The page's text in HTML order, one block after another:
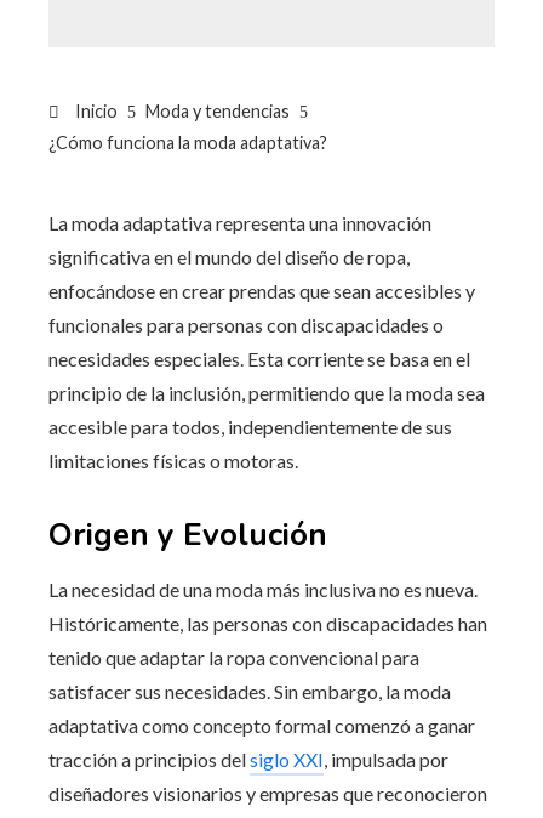
Inicio
Moda y tendencias
¿Cómo funciona la moda adaptativa?
La moda adaptativa representa una innovación
significativa en el mundo del diseño de ropa,
enfocándose en crear prendas que sean accesibles y
funcionales para personas con discapacidades o
necesidades especiales. Esta corriente se basa en el
principio de la inclusión, permitiendo que la moda sea
accesible para todos, independientemente de sus
limitaciones físicas o motoras.
Origen y Evolución
La necesidad de una moda más inclusiva no es nueva.
Históricamente, las personas con discapacidades han
tenido que adaptar la ropa convencional para
satisfacer sus necesidades. Sin embargo, la moda
adaptativa como concepto formal comenzó a ganar
tracción a principios delsiglo XXI, impulsada por
diseñadores visionarios y empresas que reconocieron